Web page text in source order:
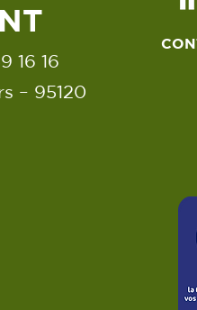
16 16
– 95120